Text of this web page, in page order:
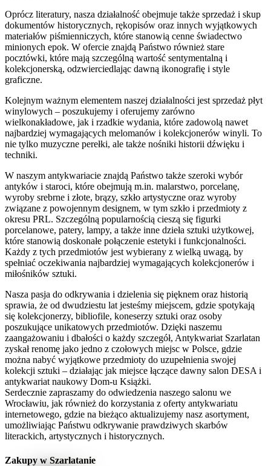
Oprócz literatury, nasza działalność obejmuje także sprzedaż i skup
dokumentów historycznych, rękopisów oraz innych wyjątkowych
materiałów piśmienniczych, które stanowią cenne świadectwo
minionych epok. W ofercie znajdą Państwo również stare
pocztówki, które mają szczególną wartość sentymentalną i
kolekcjonerską, odzwierciedlając dawną ikonografię i style
graficzne.
Kolejnym ważnym elementem naszej działalności jest sprzedaż płyt
winylowych – poszukujemy i oferujemy zarówno
wielkonakładowe, jak i rzadkie wydania, które zadowolą nawet
najbardziej wymagających melomanów i kolekcjonerów winyli. To
nie tylko muzyczne perełki, ale także nośniki historii dźwięku i
techniki.
W naszym antykwariacie znajdą Państwo także szeroki wybór
antyków i staroci, które obejmują m.in. malarstwo, porcelanę,
wyroby srebrne i złote, brązy, szkło artystyczne oraz wyroby
związane z powojennym designem, w tym szkło i przedmioty z
okresu PRL. Szczególną popularnością cieszą się figurki
porcelanowe, patery, lampy, a także inne dzieła sztuki użytkowej,
które stanowią doskonałe połączenie estetyki i funkcjonalności.
Każdy z tych przedmiotów jest wybierany z wielką uwagą, by
spełniać oczekiwania najbardziej wymagających kolekcjonerów i
miłośników sztuki.
Nasza pasja do odkrywania i dzielenia się pięknem oraz historią
sprawia, że od dwudziestu lat jesteśmy miejscem, gdzie spotykają
się kolekcjonerzy, bibliofile, koneserzy sztuki oraz osoby
poszukujące unikatowych przedmiotów. Dzięki naszemu
zaangażowaniu i dbałości o każdy szczegół, Antykwariat Szarlatan
zyskał renomę jako jedno z czołowych miejsc w Polsce, gdzie
można nabyć wyjątkowe przedmioty do uzupełnienia swojej
kolekcji sztuki – działając jak miejsce łączące dawny salon DESA i
antykwariat naukowy Dom-u Książki.
Serdecznie zapraszamy do odwiedzenia naszego salonu we
Wrocławiu, jak również do korzystania z oferty antykwariatu
internetowego, gdzie na bieżąco aktualizujemy nasz asortyment,
umożliwiając Państwu odkrywanie prawdziwych skarbów
literackich, artystycznych i historycznych.
Zakupy w Szarlatanie